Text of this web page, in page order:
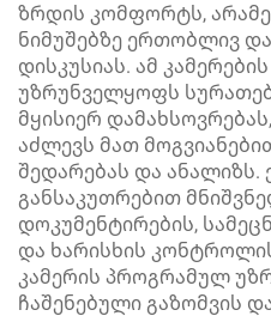
ზრდის კომფორტს,
ნიმუშებზე ერთობლივ
დისკუსიას. ამ
უზრუნველყოფს
მყისიერ
აძლევს მათ
შედარებას და ანალიზს.
განსაკუთრებით
დოკუმენტირების,
და ხარისხის
კამერის პროგრამულ
ჩაშენებული გაზომვის